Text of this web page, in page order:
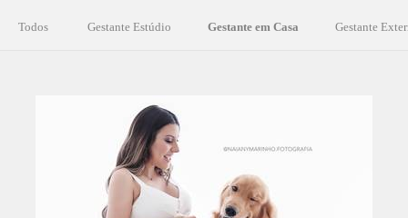
Todos Gestante Estúdio Gestante em Casa Gestante